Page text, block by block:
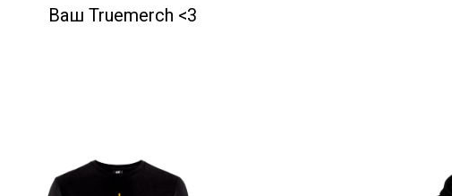
Ваш Truemerch <3